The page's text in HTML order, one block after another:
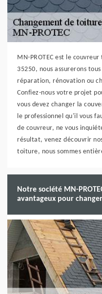
MN-PROTEC est le
35250, nous assurerons
réparation, rénovation ou
Confiez-nous votre projet
vous devez changer la
le professionnel qu'il vous
de couvreur, ne vous
résultat, venez découvrir
toiture, nous sommes
Notre société MN-
avantageux pour